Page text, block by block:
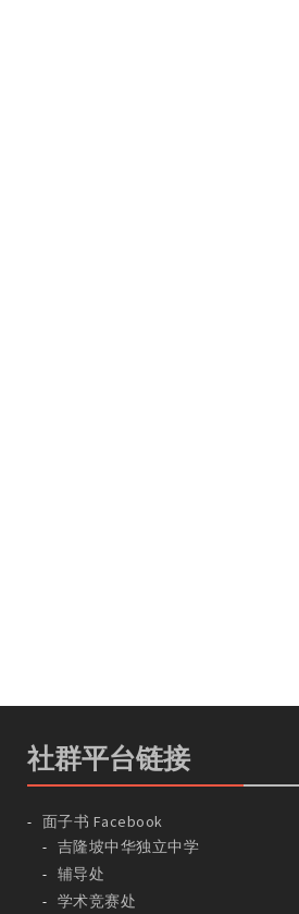
社群平台链接
面子书 Facebook
吉隆坡中华独立中学
辅导处
学术竞赛处